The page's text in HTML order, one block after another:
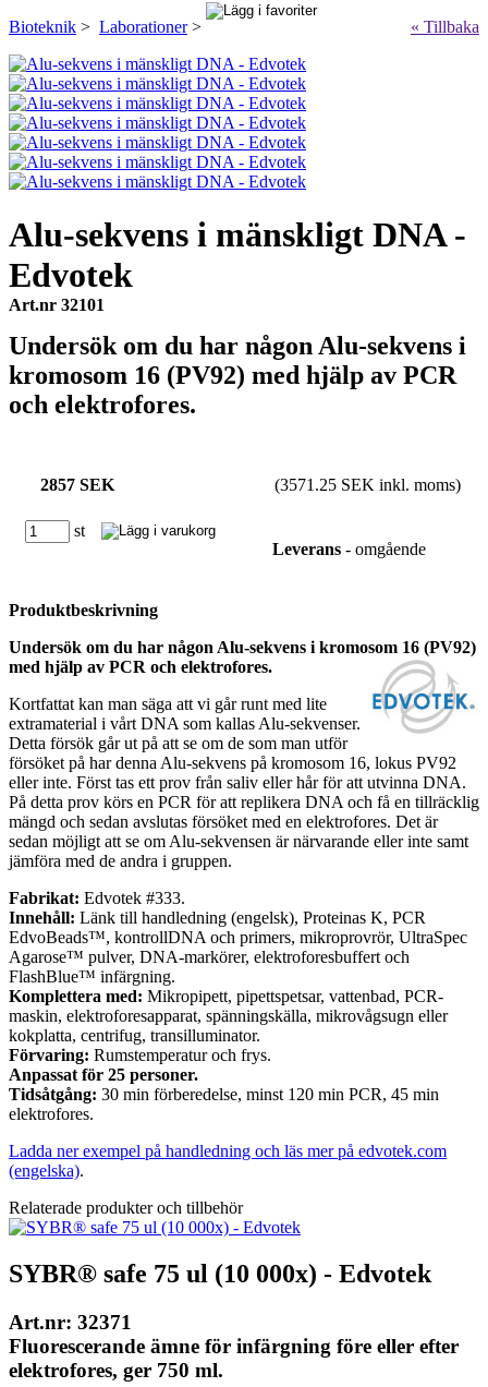
Bioteknik > Laborationer> « Tillbaka
Alu-sekvens i mänskligt DNA -
Edvotek
Art.nr 32101
Undersök om du har någon Alu-sekvens i
kromosom 16 (PV92) med hjälp av PCR
och elektrofores.
2857 SEK (3571.25 SEK inkl. moms)
st
Leverans - omgående
Produktbeskrivning
Undersök om du har någon Alu-sekvens i kromosom 16 (PV92)
med hjälp av PCR och elektrofores.
Kortfattat kan man säga att vi går runt med lite
extramaterial i vårt DNA som kallas Alu-sekvenser.
Detta försök går ut på att se om de som man utför
försöket på har denna Alu-sekvens på kromosom 16, lokus PV92
eller inte. Först tas ett prov från saliv eller hår för att utvinna DNA.
På detta prov körs en PCR för att replikera DNA och få en tillräcklig
mängd och sedan avslutas försöket med en elektrofores. Det är
sedan möjligt att se om Alu-sekvensen är närvarande eller inte samt
jämföra med de andra i gruppen.
Fabrikat: Edvotek #333.
Innehåll: Länk till handledning (engelsk), Proteinas K, PCR
EdvoBeads™, kontrollDNA och primers, mikroprovrör, UltraSpec
Agarose™ pulver, DNA-markörer, elektroforesbuffert och
FlashBlue™ infärgning.
Komplettera med: Mikropipett, pipettspetsar, vattenbad, PCR-
maskin, elektroforesapparat, spänningskälla, mikrovågsugn eller
kokplatta, centrifug, transilluminator.
Förvaring: Rumstemperatur och frys.
Anpassat för 25 personer.
Tidsåtgång: 30 min förberedelse, minst 120 min PCR, 45 min
elektrofores.
Ladda ner exempel på handledning och läs mer på edvotek.com
(engelska).
Relaterade produkter och tillbehör
SYBR® safe 75 ul (10 000x) - Edvotek
Art.nr: 32371
Fluorescerande ämne för infärgning före eller efter
elektrofores, ger 750 ml.